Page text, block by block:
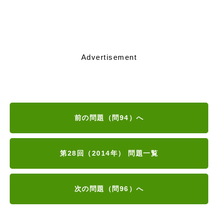
Advertisement
前の問題（問94）へ
第28回（2014年） 問題一覧
次の問題（問96）へ